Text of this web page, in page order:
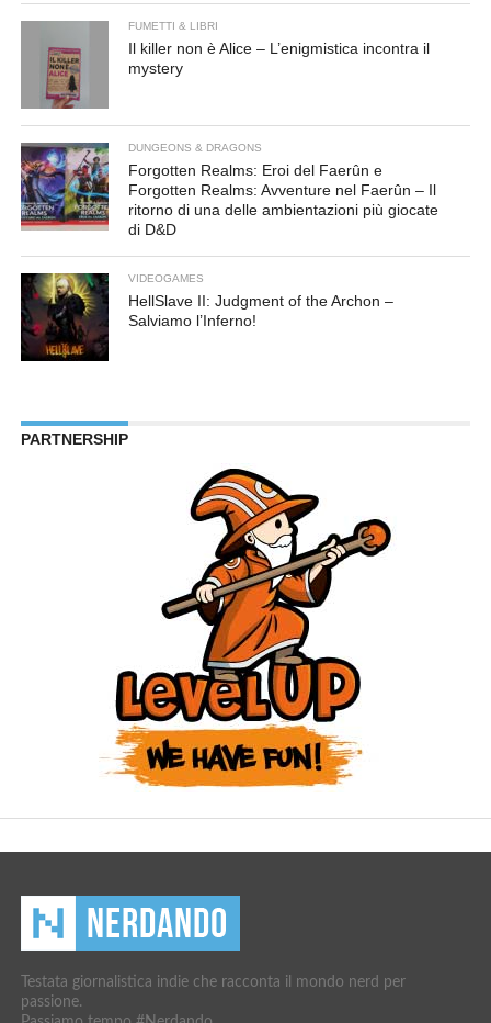
FUMETTI & LIBRI
Il killer non è Alice – L’enigmistica incontra il
mystery
DUNGEONS & DRAGONS
Forgotten Realms: Eroi del Faerûn e
Forgotten Realms: Avventure nel Faerûn – Il
ritorno di una delle ambientazioni più giocate
di D&D
VIDEOGAMES
HellSlave II: Judgment of the Archon –
Salviamo l’Inferno!
PARTNERSHIP
Testata giornalistica indie che racconta il mondo nerd per
passione.